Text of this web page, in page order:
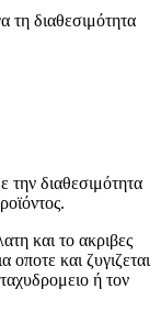
τη διαθεσιμότητα
την διαθεσιμότητα
και το ακριβες
οποτε και ζυγιζεται
ή τον